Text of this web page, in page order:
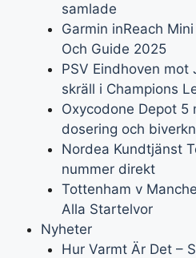
samlade
Garmin inReach
Och Guide 2025
PSV Eindhoven mot
skräll i Champions
Oxycodone Depot 5
dosering och
Nordea Kundtjänst
nummer direkt
Tottenham v
Alla Startelvor
Nyheter
Hur Varmt Är Det –